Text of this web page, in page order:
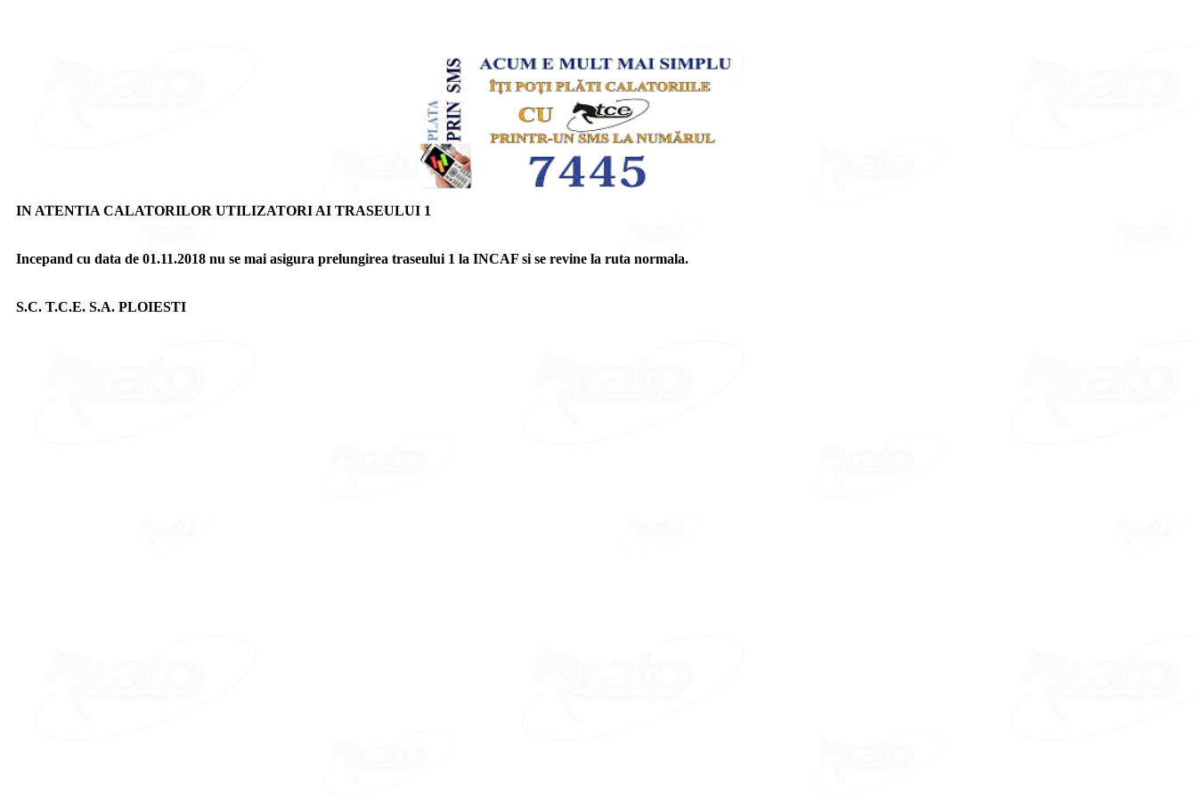
IN ATENTIA CALATORILOR UTILIZATORI AI TRASEULUI 1
Incepand cu data de 01.11.2018 nu se mai asigura prelungirea traseului 1 la INCAF si se revine la ruta normala.
S.C. T.C.E. S.A. PLOIESTI